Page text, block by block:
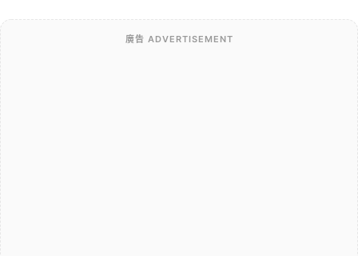
實反應
廣告 ADVERTISEMENT